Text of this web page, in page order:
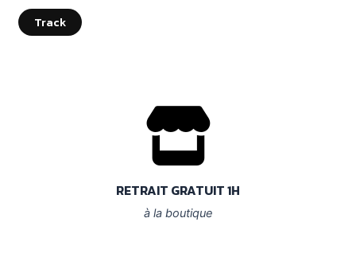
Track
RETRAIT GRATUIT 1H
à la boutique